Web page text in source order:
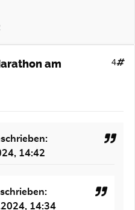
am
4
14:42
14:34